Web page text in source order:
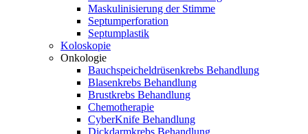
Maskulinisierung der Stimme
Septumperforation
Septumplastik
Koloskopie
Onkologie
Bauchspeicheldrüsenkrebs Behandlung
Blasenkrebs Behandlung
Brustkrebs Behandlung
Chemotherapie
CyberKnife Behandlung
Dickdarmkrebs Behandlung